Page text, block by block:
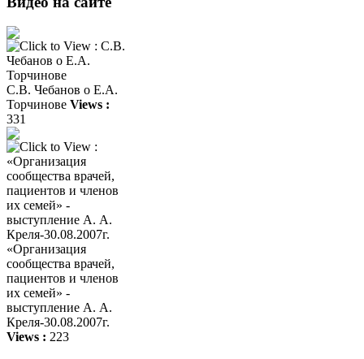
С.В. Чебанов о Е.А.
Торчинове Views :
331
«Организация
сообщества врачей,
пациентов и членов
их семей» -
выступление А. А.
Креля-30.08.2007г.
Views : 223